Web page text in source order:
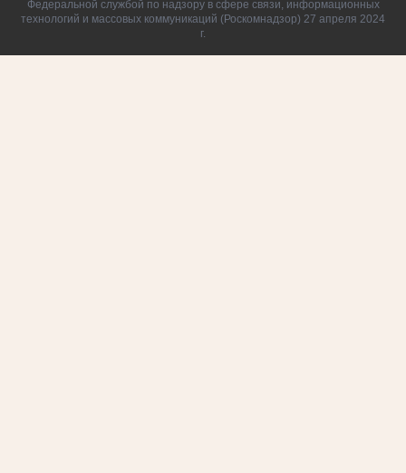
Федеральной службой по надзору в сфере связи, информационных
технологий и массовых коммуникаций (Роскомнадзор) 27 апреля 2024
г.